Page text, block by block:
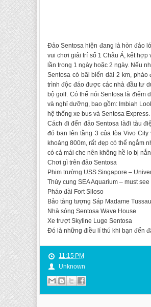
Đảo Sentosa hiện đang là hòn đảo
vui chơi giải trí số 1 Châu Á, kết
lần trong 1 ngày hoặc 2 ngày. Nếu
Sentosa có bãi biển dài 2 km,
trình độc đáo được các nhà đầu tư
bộ golf. Có thể nói Sentosa là điểm
và nghỉ dưỡng, bao gồm: Imbiah
hệ thống xe bus và Sentosa Express.
Cách đi đến đảo Sentosa làđi tàu
đó bạn lên tầng 3 của tòa Vivo
khoảng 800m, rất đẹp có thể ngắm
có cả mái che nên không hề lo bị
Chơi gì trên đảo Sentosa
Phim trường USS Singapore –
Thủy cung SEA Aquarium – must
Pháo đài Fort Siloso
Bảo tàng tượng Sáp Madame
Nhà sóng Sentosa Wave House
Xe trượt Skyline Luge Sentosa
Đó là những điều lí thú khi bạn đến
11:15 PM
Unknown